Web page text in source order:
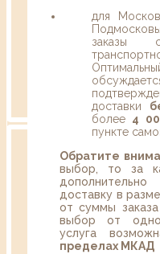
для
заказы
доставки
более 4
пункте
Обратите
выбор, то за
доставку в
от суммы
выбор от
услуга
пределах МКАД